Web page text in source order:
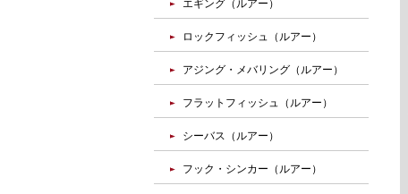
エギング（ルアー）
ロックフィッシュ（ルアー）
アジング・メバリング（ルアー）
フラットフィッシュ（ルアー）
シーバス（ルアー）
フック・シンカー（ルアー）